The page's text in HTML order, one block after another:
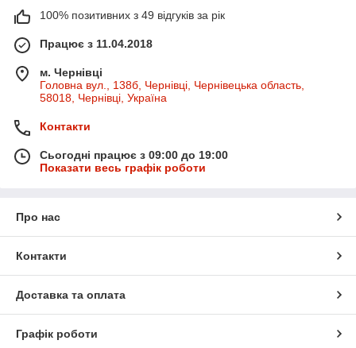
100% позитивних з 49 відгуків за рік
Працює з 11.04.2018
м. Чернівці
Головна вул., 138б, Чернівці, Чернівецька область,
58018, Чернівці, Україна
Контакти
Сьогодні працює з 09:00 до 19:00
Показати весь графік роботи
Про нас
Контакти
Доставка та оплата
Графік роботи